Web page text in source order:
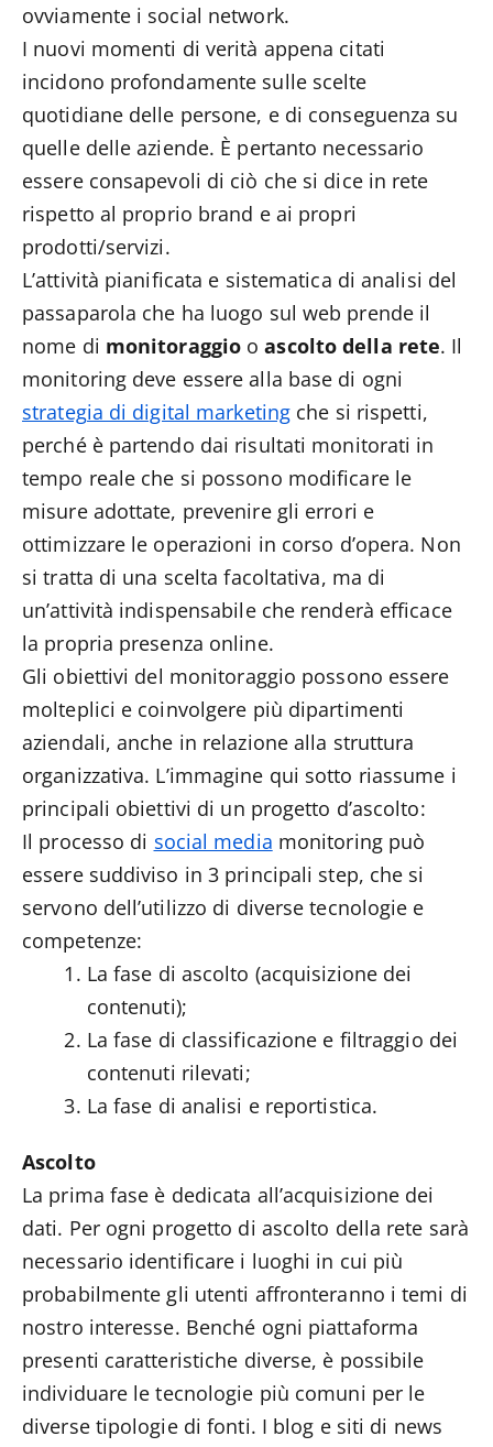
ovviamente i social network.
I nuovi momenti di verità appena citati
incidono profondamente sulle scelte
quotidiane delle persone, e di conseguenza su
quelle delle aziende. È pertanto necessario
essere consapevoli di ciò che si dice in rete
rispetto al proprio brand e ai propri
prodotti/servizi.
L’attività pianificata e sistematica di analisi del
passaparola che ha luogo sul web prende il
nome di monitoraggio oascolto della rete. Il
monitoring deve essere alla base di ogni
strategia di digital marketing che si rispetti,
perché è partendo dai risultati monitorati in
tempo reale che si possono modificare le
misure adottate, prevenire gli errori e
ottimizzare le operazioni in corso d’opera. Non
si tratta di una scelta facoltativa, ma di
un’attività indispensabile che renderà efficace
la propria presenza online.
Gli obiettivi del monitoraggio possono essere
molteplici e coinvolgere più dipartimenti
aziendali, anche in relazione alla struttura
organizzativa. L’immagine qui sotto riassume i
principali obiettivi di un progetto d’ascolto:
Il processo di social media monitoring può
essere suddiviso in 3 principali step, che si
servono dell’utilizzo di diverse tecnologie e
competenze:
La fase di ascolto (acquisizione dei
contenuti);
La fase di classificazione e filtraggio dei
contenuti rilevati;
La fase di analisi e reportistica.
Ascolto
La prima fase è dedicata all’acquisizione dei
dati. Per ogni progetto di ascolto della rete sarà
necessario identificare i luoghi in cui più
probabilmente gli utenti affronteranno i temi di
nostro interesse. Benché ogni piattaforma
presenti caratteristiche diverse, è possibile
individuare le tecnologie più comuni per le
diverse tipologie di fonti. I blog e siti di news